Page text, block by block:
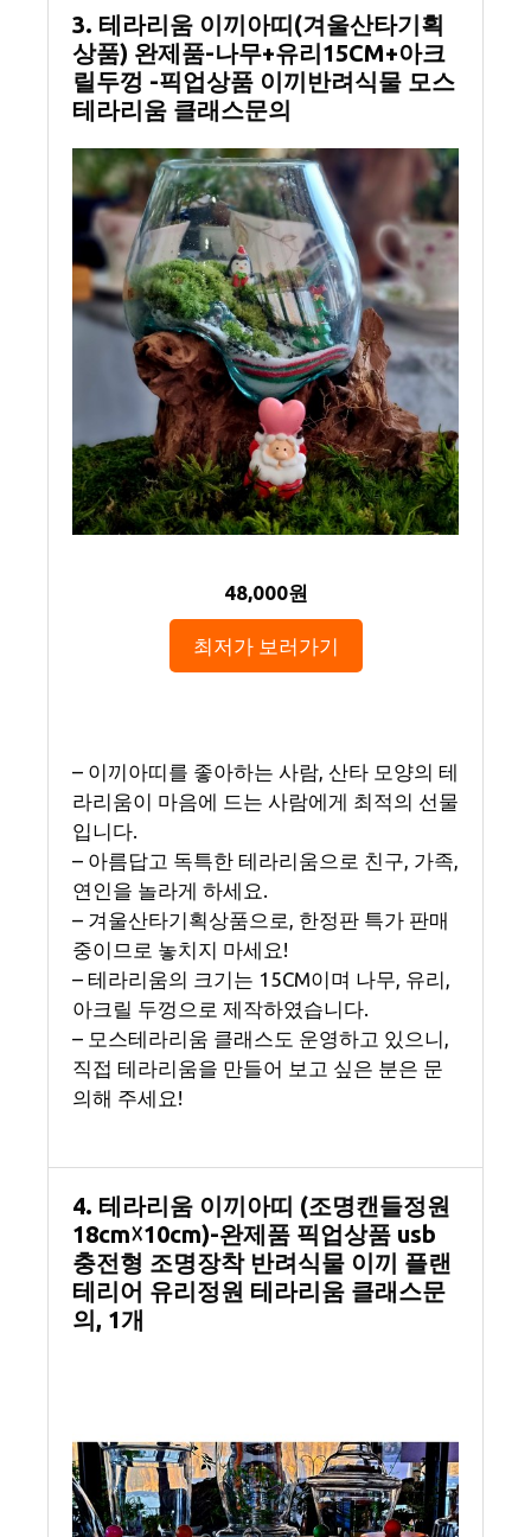
3. 테라리움 이끼아띠(겨울산타기획
상품) 완제품-나무+유리15CM+아크
릴두껑 -픽업상품 이끼반려식물 모스
테라리움 클래스문의
48,000원
최저가 보러가기
– 이끼아띠를 좋아하는 사람, 산타 모양의 테
라리움이 마음에 드는 사람에게 최적의 선물
입니다.
– 아름답고 독특한 테라리움으로 친구, 가족,
연인을 놀라게 하세요.
– 겨울산타기획상품으로, 한정판 특가 판매
중이므로 놓치지 마세요!
– 테라리움의 크기는 15CM이며 나무, 유리,
아크릴 두껑으로 제작하였습니다.
– 모스테라리움 클래스도 운영하고 있으니,
직접 테라리움을 만들어 보고 싶은 분은 문
의해 주세요!
4. 테라리움 이끼아띠 (조명캔들정원
18cm☓10cm)-완제품 픽업상품 usb
충전형 조명장착 반려식물 이끼 플랜
테리어 유리정원 테라리움 클래스문
의, 1개